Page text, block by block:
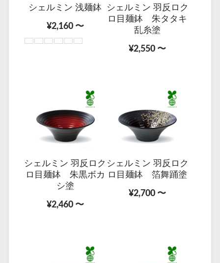
シェルミン 浅麺鉢
¥2,160 〜
シェルミン 羽反ロク
ロ目麺鉢 朱タタキ
乱糸塗
¥2,550 〜
シェルミン 羽反ロク
ロ目麺鉢 朱黒ボカ
シ塗
¥2,460 〜
シェルミン 羽反ロク
ロ目麺鉢 箔舞踊塗
¥2,700 〜